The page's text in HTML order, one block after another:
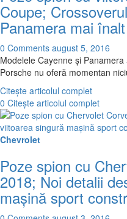
Coupe;
Panamera mai înalt
0 Comments august 5, 2016
Modelele Cayenne şi
Porsche nu oferă momentan
Citește articolul complet
0 Citește articolul complet
Chevrolet
Poze spion cu
2018; Noi detalii
mașină sport